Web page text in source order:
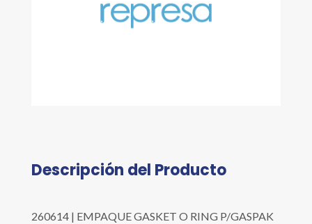
Descripción del Producto
260614 | EMPAQUE GASKET O RING P/GASPAK